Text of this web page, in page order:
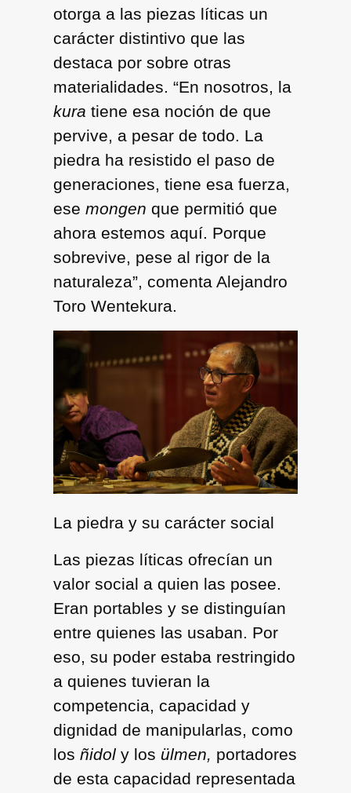
otorga a las piezas líticas un
carácter distintivo que las
destaca por sobre otras
materialidades. “En nosotros, la
kura tiene esa noción de que
pervive, a pesar de todo. La
piedra ha resistido el paso de
generaciones, tiene esa fuerza,
ese mongen que permitió que
ahora estemos aquí. Porque
sobrevive, pese al rigor de la
naturaleza”, comenta Alejandro
Toro Wentekura.
La piedra y su carácter social
Las piezas líticas ofrecían un
valor social a quien las posee.
Eran portables y se distinguían
entre quienes las usaban. Por
eso, su poder estaba restringido
a quienes tuvieran la
competencia, capacidad y
dignidad de manipularlas, como
los ñidoly los ülmen, portadores
de esta capacidad representada